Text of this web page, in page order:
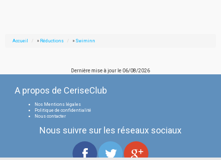
Accueil » Réductions » Swiminn
Dernière mise à jour le 06/08/2026
A propos de CeriseClub
Nos Mentions légales
Politique de confidentialité
Nous contacter
Nous suivre sur les réseaux sociaux